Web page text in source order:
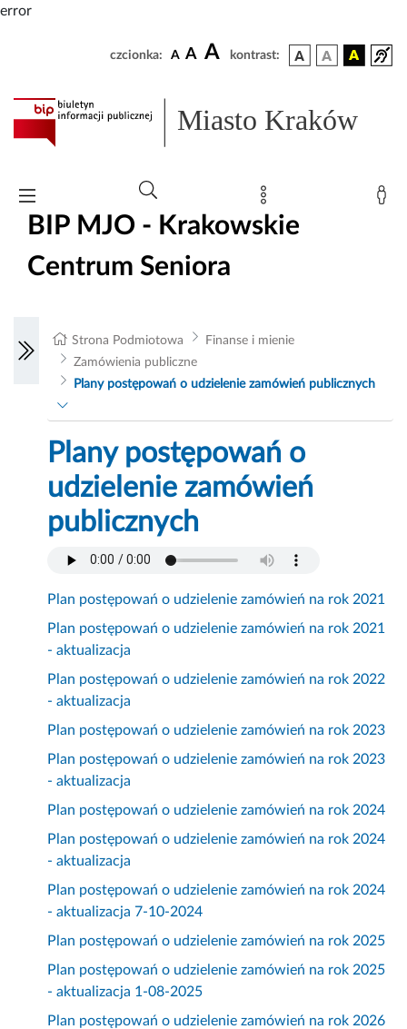
error
czcionka: A A A kontrast:
Miasto Kraków
BIP MJO - Krakowskie
Centrum Seniora
Strona Podmiotowa
Finanse i mienie
Zamówienia publiczne
Plany postępowań o udzielenie zamówień publicznych
Plany postępowań o
udzielenie zamówień
publicznych
Plan postępowań o udzielenie zamówień na rok 2021
Plan postępowań o udzielenie zamówień na rok 2021
- aktualizacja
Plan postępowań o udzielenie zamówień na rok 2022
- aktualizacja
Plan postępowań o udzielenie zamówień na rok 2023
Plan postępowań o udzielenie zamówień na rok 2023
- aktualizacja
Plan postępowań o udzielenie zamówień na rok 2024
Plan postępowań o udzielenie zamówień na rok 2024
- aktualizacja
Plan postępowań o udzielenie zamówień na rok 2024
- aktualizacja 7-10-2024
Plan postępowań o udzielenie zamówień na rok 2025
Plan postępowań o udzielenie zamówień na rok 2025
- aktualizacja 1-08-2025
Plan postępowań o udzielenie zamówień na rok 2026